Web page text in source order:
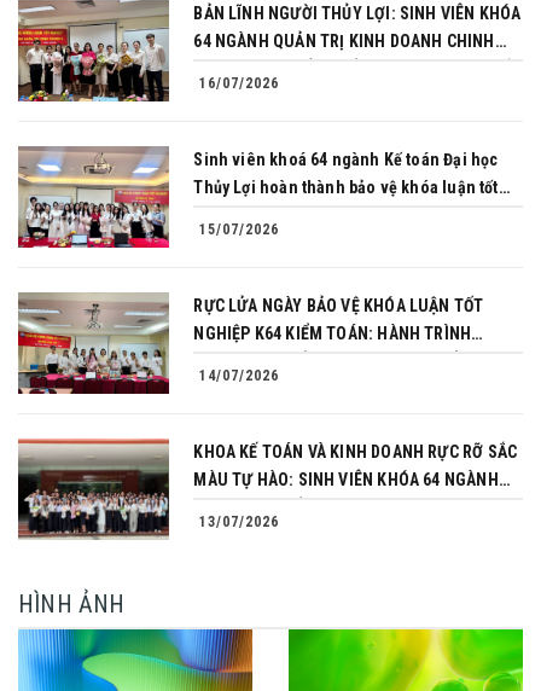
BẢN LĨNH NGƯỜI THỦY LỢI: SINH VIÊN KHÓA
64 NGÀNH QUẢN TRỊ KINH DOANH CHINH
16/07/2026
Sinh viên khoá 64 ngành Kế toán Đại học
Thủy Lợi hoàn thành bảo vệ khóa luận tốt
15/07/2026
RỰC LỬA NGÀY BẢO VỆ KHÓA LUẬN TỐT
NGHIỆP K64 KIỂM TOÁN: HÀNH TRÌNH
14/07/2026
KHOA KẾ TOÁN VÀ KINH DOANH RỰC RỠ SẮC
MÀU TỰ HÀO: SINH VIÊN KHÓA 64 NGÀNH
13/07/2026
HÌNH ẢNH